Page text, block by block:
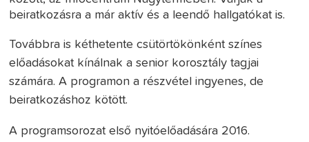
beiratkozásra a már aktív és a leendő hallgatókat is.
Továbbra is kéthetente csütörtökönként színes
előadásokat kínálnak a senior korosztály tagjai
számára. A programon a részvétel ingyenes, de
beiratkozáshoz kötött.
A programsorozat első nyitóelőadására 2016.